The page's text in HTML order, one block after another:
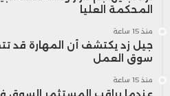
المحكمة العليا
منذ 15 ساعة
جيل زد يكتشف أن المهارة قد
سوق العمل
منذ 15 ساعة